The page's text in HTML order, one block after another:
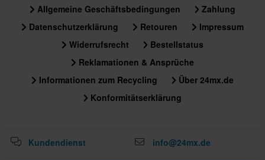
Allgemeine Geschäftsbedingungen
Zahlung
Datenschutzerklärung
Retouren
Impressum
Widerrufsrecht
Bestellstatus
Reklamationen & Ansprüche
Informationen zum Recycling
Über 24mx.de
Konformitätserklärung
Kundendienst info@24mx.de